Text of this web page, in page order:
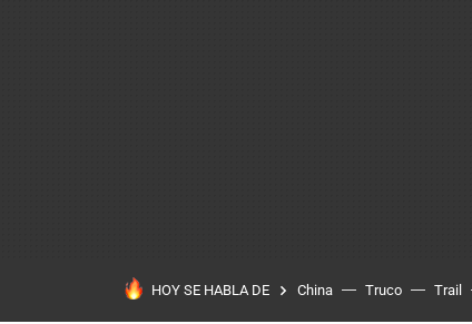
HOY SE HABLA DE China Truco Trail